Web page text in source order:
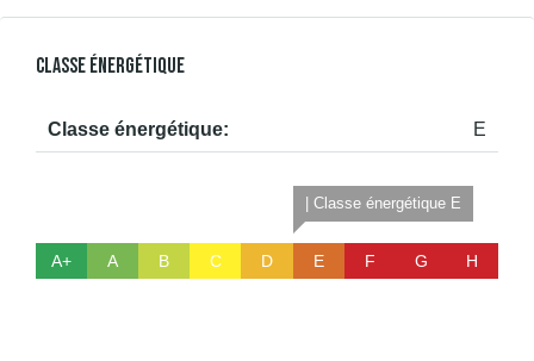
Classe Énergétique
Classe énergétique: E
A+ A B C D
| Classe énergétique E
E F G H